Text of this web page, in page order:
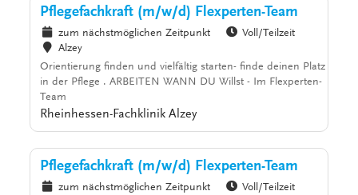
Pflegefachkraft (m/w/d) Flexperten-Team
zum nächstmöglichen Zeitpunkt
Voll/Teilzeit
Alzey
Orientierung finden und vielfältig starten- finde deinen Platz
in der Pflege . ARBEITEN WANN DU Willst - Im Flexperten-
Team
Rheinhessen-Fachklinik Alzey
Pflegefachkraft (m/w/d) Flexperten-Team
zum nächstmöglichen Zeitpunkt
Voll/Teilzeit